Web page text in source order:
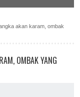
akan karam, ombak
OMBAK YANG